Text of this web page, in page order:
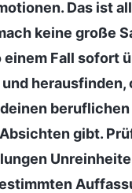
Das ist
keine große
Fall sofort
herausfinden,
gibt.